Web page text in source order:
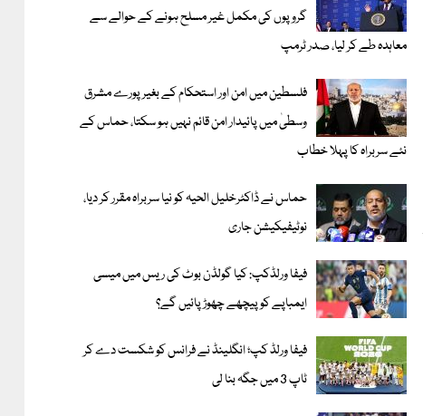
گروپوں کی مکمل غیر مسلح ہونے کے حوالے سے
معاہدہ طے کر لیا، صدر ٹرمپ
فلسطین میں امن اور استحکام کے بغیر پورے مشرق
وسطیٰ میں پائیدار امن قائم نہیں ہو سکتا، حماس کے
نئے سربراہ کا پہلا خطاب
حماس نے ڈاکٹرخلیل الحیہ کو نیا سربراہ مقرر کر دیا،
نوٹیفیکیشن جاری
فیفا ورلڈکپ: کیا گولڈن بوٹ کی ریس میں میسی
ایمباپے کو پیچھے چھوڑ پائیں گے؟
فیفا ورلڈ کپ؛ انگلینڈ نے فرانس کو شکست دے کر
ٹاپ 3 میں جگہ بنا لی